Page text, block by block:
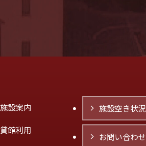
施設案内
貸館利用
施設空き状況
お問い合わせ